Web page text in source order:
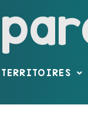
TERRITOIRES